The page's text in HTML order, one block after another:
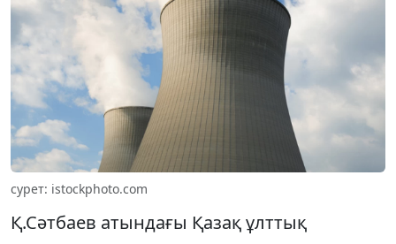
сурет: istockphoto.com
Қ.Сәтбаев атындағы Қазақ ұлттық